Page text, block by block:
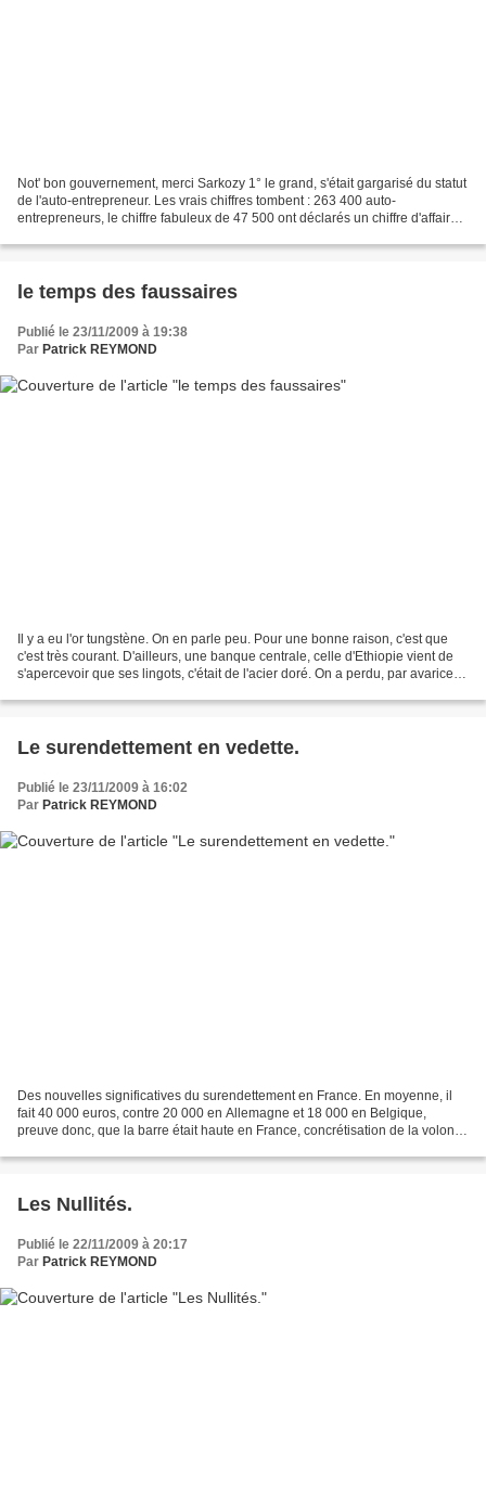
Not' bon gouvernement, merci Sarkozy 1° le grand, s'était gargarisé du statut
de l'auto-entrepreneur. Les vrais chiffres tombent : 263 400 auto-
entrepreneurs, le chiffre fabuleux de 47 500 ont déclarés un chiffre d'affaire.
le temps des faussaires
Publié le 23/11/2009 à 19:38
Par Patrick REYMOND
Il y a eu l'or tungstène. On en parle peu. Pour une bonne raison, c'est que
c'est très courant. D'ailleurs, une banque centrale, celle d'Ethiopie vient de
s'apercevoir que ses lingots, c'était de l'acier doré. On a perdu, par avarice,
Le surendettement en vedette.
Publié le 23/11/2009 à 16:02
Par Patrick REYMOND
Des nouvelles significatives du surendettement en France. En moyenne, il
fait 40 000 euros, contre 20 000 en Allemagne et 18 000 en Belgique,
preuve donc, que la barre était haute en France, concrétisation de la volonté
Les Nullités.
Publié le 22/11/2009 à 20:17
Par Patrick REYMOND